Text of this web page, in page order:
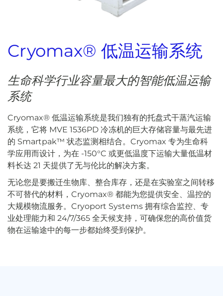
Cryomax® 低温运输系统
生命科学行业容量最大的智能低温运输
系统
Cryomax® 低温运输系统是我们独有的托盘式干蒸汽运输
系统，它将 MVE 1536PD 冷冻机的巨大存储容量与最先进
的 Smartpak™ 状态监测相结合。Cryomax 专为生命科
学应用而设计，为在 -150°C 或更低温度下运输大量低温材
料长达 21 天提供了无与伦比的解决方案。
无论您是要搬迁生物库、整合库存，还是在实验室之间转移
不可替代的材料，Cryomax® 都能为您提供安全、温控的
大规模物流服务。Cryoport Systems 拥有综合监控、专
业处理能力和 24/7/365 全天候支持，可确保您的高价值货
物在运输途中的每一步都始终受到保护。